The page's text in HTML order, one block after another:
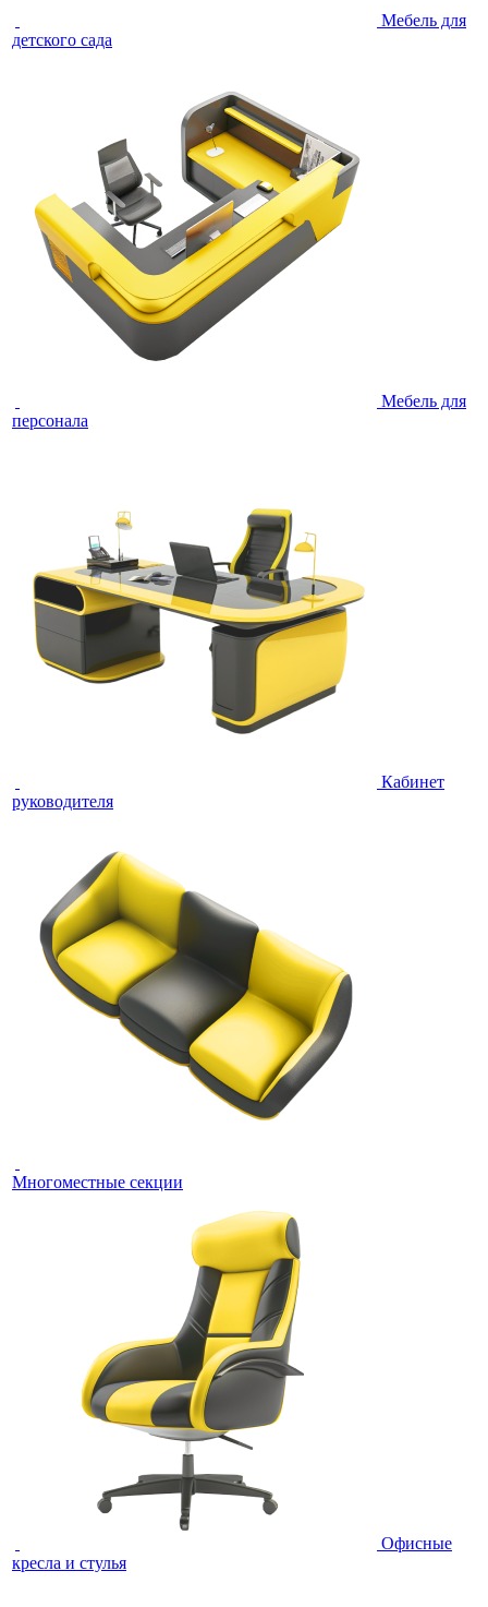
Мебель для
детского сада
Мебель для
персонала
Кабинет
руководителя
Многоместные секции
Офисные
кресла и стулья